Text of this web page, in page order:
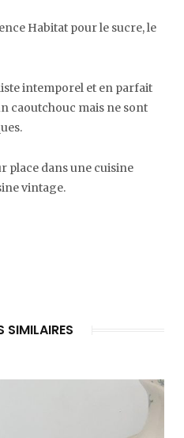
Habitat pour le sucre, le
intemporel et en parfait
caoutchouc mais ne sont
place dans une cuisine
vintage.
SIMILAIRES